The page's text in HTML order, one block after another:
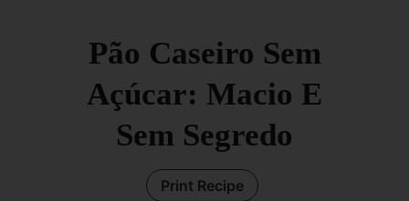
Pão Caseiro Sem
Açúcar: Macio E
Sem Segredo
Print Recipe